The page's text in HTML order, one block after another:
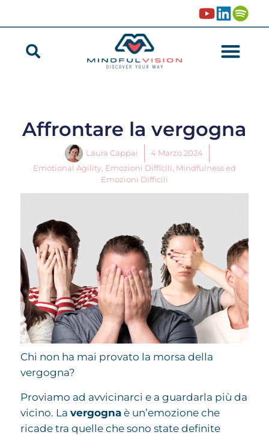
Affrontare la vergogna
Laura Cappai
4 Marzo 2024
Emotional Agility, Emozioni Difficili Mindfulness ed
Emozioni Difficili
Chi non ha mai provato la morsa della
vergogna?
Proviamo ad avvicinarci e a guardarla più da
vicino. La vergognaè un’emozione che
ricade tra quelle che sono state definite